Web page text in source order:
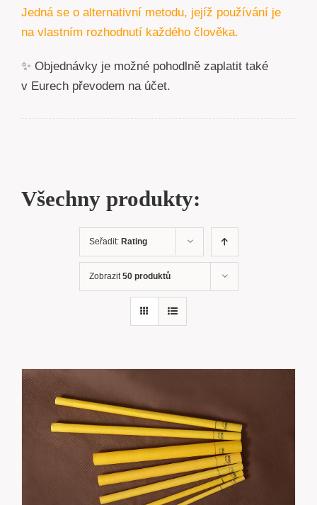
Jedná se o alternativní metodu, jejíž používání je
na vlastním rozhodnutí každého člověka.
✨ Objednávky je možné pohodlně zaplatit také
v Eurech převodem na účet.
Všechny produkty:
Seřadit: Rating
Zobrazit 50 produktů